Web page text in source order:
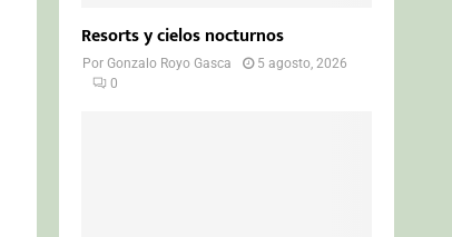
Resorts y cielos nocturnos
PorGonzalo Royo Gasca
5 agosto, 2026
0